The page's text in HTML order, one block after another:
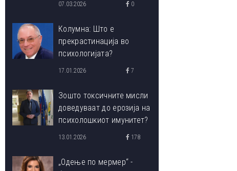
07.03.2026 0
Колумна: Што е
прекрастинација во
психологијата?
17.01.2026 7
Зошто токсичните мисли
доведуваат до ерозија на
психолошкиот имунитет?
13.01.2026 178
„Одење по мермер“ -